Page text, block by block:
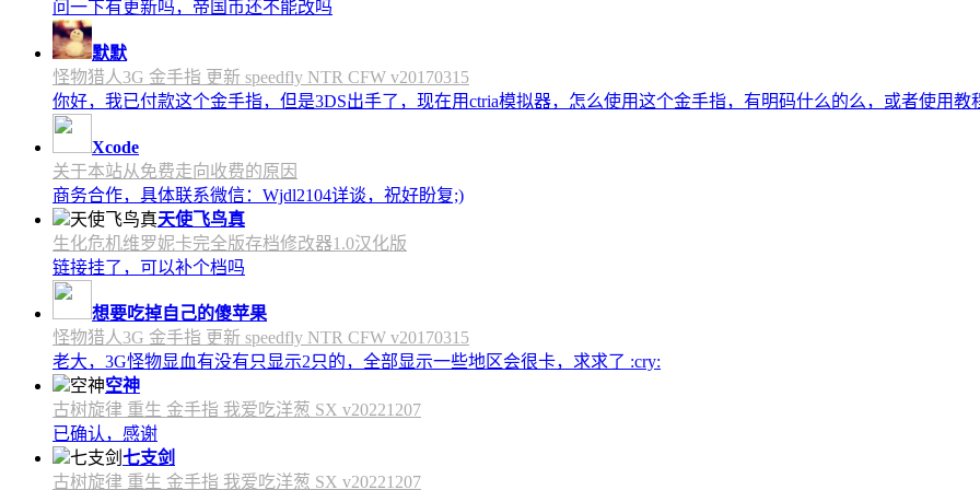
问一下有更新吗，帝国币还不能改吗
默默
怪物猎人3G 金手指 更新 speedfly NTR CFW v20170315
你好，我已付款这个金手指，但是3DS出手了，现在用ctria模拟器，怎么使用这个金手指，有明码什么的么，或者使用教
Xcode
关于本站从免费走向收费的原因
商务合作，具体联系微信：Wjdl2104详谈，祝好盼复;)
天使飞鸟真
生化危机维罗妮卡完全版存档修改器1.0汉化版
链接挂了，可以补个档吗
想要吃掉自己的傻苹果
怪物猎人3G 金手指 更新 speedfly NTR CFW v20170315
老大，3G怪物显血有没有只显示2只的，全部显示一些地区会很卡，求求了 :cry:
空神
古树旋律 重生 金手指 我爱吃洋葱 SX v20221207
已确认，感谢
七支剑
古树旋律 重生 金手指 我爱吃洋葱 SX v20221207